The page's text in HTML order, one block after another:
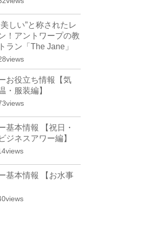
しい”と称されたレ
！アントワープの教
ラン「The Jane」
お役立ち情報【気
・服装編】
基本情報 【祝日・
ジネスアワー編】
基本情報 【お水事